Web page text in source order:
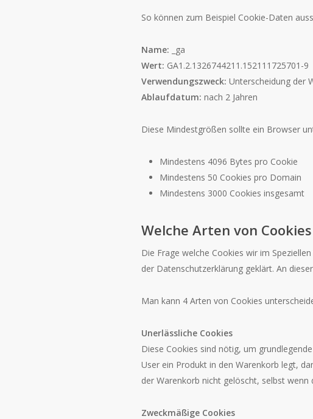
So können zum Beispiel Cookie-Daten
Name: _ga
Wert: GA1.2.1326744211.152111725701-9
Verwendungszweck: Unterscheidung der
Ablaufdatum: nach 2 Jahren
Diese Mindestgrößen sollte ein Browser
Mindestens 4096 Bytes pro Cookie
Mindestens 50 Cookies pro Domain
Mindestens 3000 Cookies insgesamt
Welche Arten von
Die Frage welche Cookies wir im
der Datenschutzerklärung geklärt. An
Man kann 4 Arten von Cookies
Unerlässliche Cookies
Diese Cookies sind nötig, um
User ein Produkt in den Warenkorb legt,
der Warenkorb nicht gelöscht, selbst
Zweckmäßige Cookies